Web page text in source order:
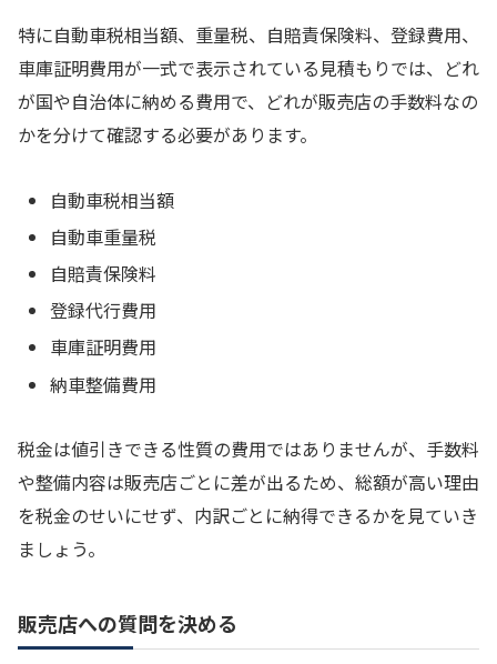
特に自動車税相当額、重量税、自賠責保険料、登録費用、
車庫証明費用が一式で表示されている見積もりでは、どれ
が国や自治体に納める費用で、どれが販売店の手数料なの
かを分けて確認する必要があります。
自動車税相当額
自動車重量税
自賠責保険料
登録代行費用
車庫証明費用
納車整備費用
税金は値引きできる性質の費用ではありませんが、手数料
や整備内容は販売店ごとに差が出るため、総額が高い理由
を税金のせいにせず、内訳ごとに納得できるかを見ていき
ましょう。
販売店への質問を決める